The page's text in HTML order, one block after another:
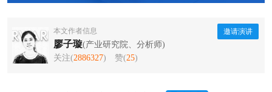
本文作者信息
廖子璇(产业研究院、分析师)
关注(2886327) 赞(25)
邀请演讲